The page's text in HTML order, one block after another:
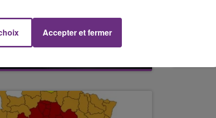
UNE CINQUANTAINE
LE
avec
Accepter et fermer